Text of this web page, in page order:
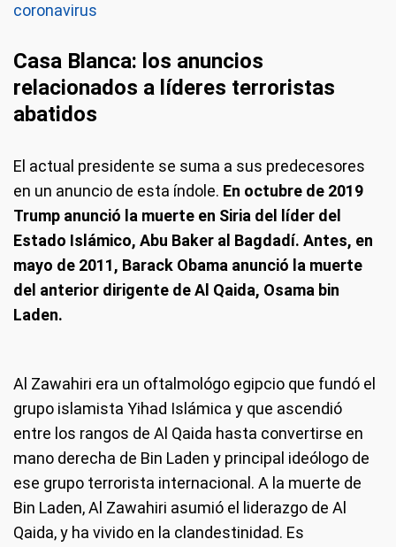
coronavirus
Casa Blanca: los anuncios
relacionados a líderes terroristas
abatidos
El actual presidente se suma a sus predecesores
en un anuncio de esta índole. En octubre de 2019
Trump anunció la muerte en Siria del líder del
Estado Islámico, Abu Baker al Bagdadí. Antes, en
mayo de 2011, Barack Obama anunció la muerte
del anterior dirigente de Al Qaida, Osama bin
Laden.
Al Zawahiri era un oftalmológo egipcio que fundó el
grupo islamista Yihad Islámica y que ascendió
entre los rangos de Al Qaida hasta convertirse en
mano derecha de Bin Laden y principal ideólogo de
ese grupo terrorista internacional. A la muerte de
Bin Laden, Al Zawahiri asumió el liderazgo de Al
Qaida, y ha vivido en la clandestinidad. Es